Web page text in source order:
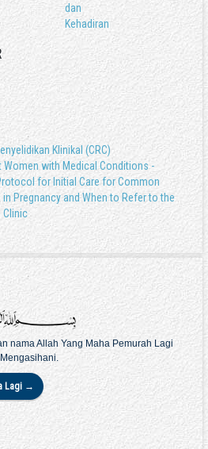
dan
Kehadiran
Klinikal (CRC)
Women with Medical Conditions -
for Initial Care for Common
Pregnancy and When to Refer to the
Clinic
nama Allah Yang Maha Pemurah Lagi
Lagi →